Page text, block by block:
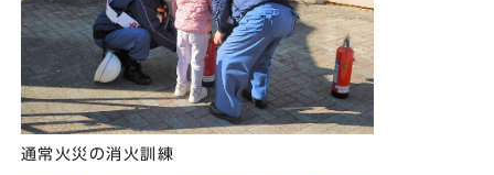
通常火災の消火訓練